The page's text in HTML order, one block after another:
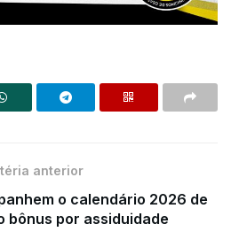
anterior
o calendário 2026 de
bônus por assiduidade